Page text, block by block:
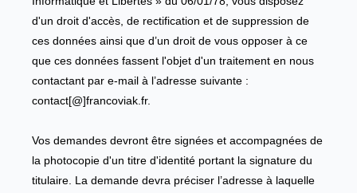
d'un droit d'accès, de rectification et de suppression de
ces données ainsi que d’un droit de vous opposer à ce
que ces données fassent l'objet d'un traitement en nous
contactant par e-mail à l’adresse suivante :
contact[@]francoviak.fr.
Vos demandes devront être signées et accompagnées de
la photocopie d'un titre d'identité portant la signature du
titulaire. La demande devra préciser l’adresse à laquelle